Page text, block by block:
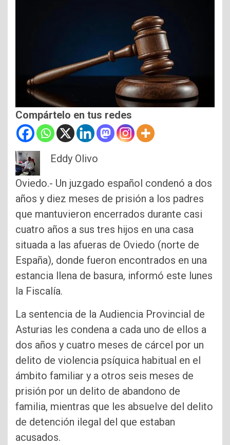
Compártelo en tus redes
Eddy Olivo
Oviedo.- Un juzgado español condenó a dos
años y diez meses de prisión a los padres
que mantuvieron encerrados durante casi
cuatro años a sus tres hijos en una casa
situada a las afueras de Oviedo (norte de
España), donde fueron encontrados en una
estancia llena de basura, informó este lunes
la Fiscalía.
La sentencia de la Audiencia Provincial de
Asturias les condena a cada uno de ellos a
dos años y cuatro meses de cárcel por un
delito de violencia psíquica habitual en el
ámbito familiar y a otros seis meses de
prisión por un delito de abandono de
familia, mientras que les absuelve del delito
de detención ilegal del que estaban
acusados.